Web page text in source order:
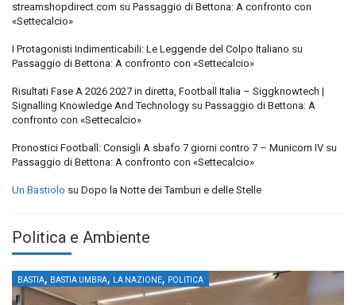
streamshopdirect.com su Passaggio di Bettona: A confronto con
«Settecalcio»
I Protagonisti Indimenticabili: Le Leggende del Colpo Italiano su
Passaggio di Bettona: A confronto con «Settecalcio»
Risultati Fase A 2026 2027 in diretta, Football Italia – Siggknowtech |
Signalling Knowledge And Technology su Passaggio di Bettona: A
confronto con «Settecalcio»
Pronostici Football: Consigli A sbafo 7 giorni contro 7 – Municorn IV su
Passaggio di Bettona: A confronto con «Settecalcio»
Un Bastiolo su Dopo la Notte dei Tamburi e delle Stelle
Politica e Ambiente
BASTIA, BASTIA UMBRA, LA NAZIONE, POLITICA